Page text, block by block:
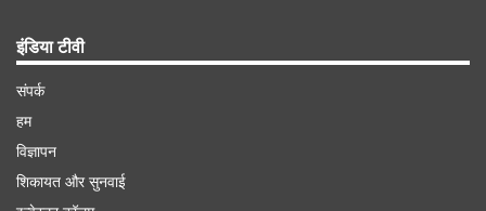
इंडिया टीवी
संपर्क
हम
विज्ञापन
शिकायत और सुनवाई